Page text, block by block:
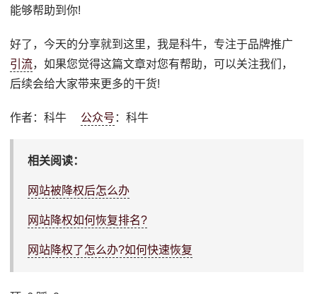
能够帮助到你!
好了，今天的分享就到这里，我是科牛，专注于品牌推广
引流，如果您觉得这篇文章对您有帮助，可以关注我们，
后续会给大家带来更多的干货!
作者：科牛 公众号 ：科牛
相关阅读：
网站被降权后怎么办
网站降权如何恢复排名?
网站降权了怎么办?如何快速恢复